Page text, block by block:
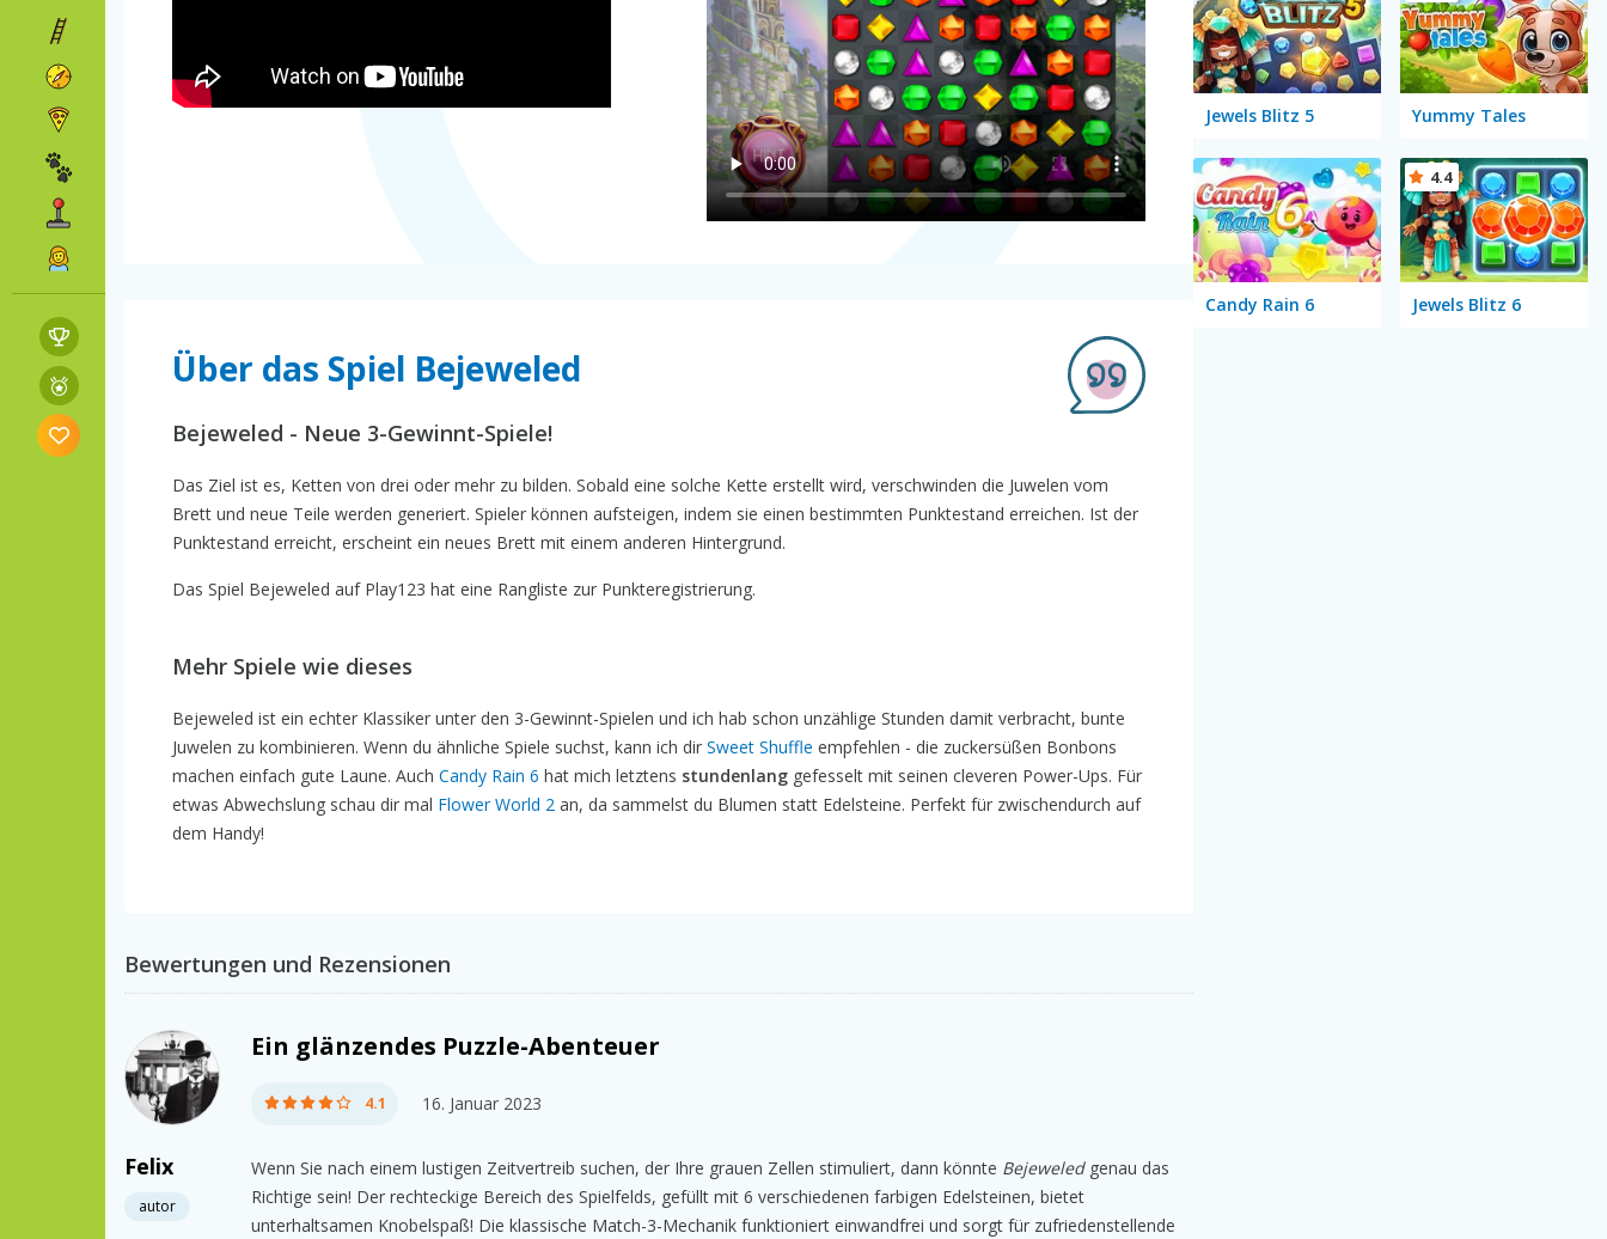
Über das Spiel Bejeweled
Bejeweled - Neue 3-Gewinnt-Spiele!
Das Ziel ist es, Ketten von drei oder mehr zu bilden. Sobald eine solche Kette erstellt wird, verschwinden die Juwelen vom
Brett und neue Teile werden generiert. Spieler können aufsteigen, indem sie einen bestimmten Punktestand erreichen. Ist der
Punktestand erreicht, erscheint ein neues Brett mit einem anderen Hintergrund.
Das Spiel Bejeweled auf Play123 hat eine Rangliste zur Punkteregistrierung.
Mehr Spiele wie dieses
Bejeweled ist ein echter Klassiker unter den 3-Gewinnt-Spielen und ich hab schon unzählige Stunden damit verbracht, bunte
Juwelen zu kombinieren. Wenn du ähnliche Spiele suchst, kann ich dir Sweet Shuffle empfehlen - die zuckersüßen Bonbons
machen einfach gute Laune. Auch Candy Rain 6 hat mich letztens stundenlang gefesselt mit seinen cleveren Power-Ups. Für
etwas Abwechslung schau dir mal Flower World 2 an, da sammelst du Blumen statt Edelsteine. Perfekt für zwischendurch auf
dem Handy!
Bewertungen und Rezensionen
Felix
autor
Ein glänzendes Puzzle-Abenteuer
4.1 16. Januar 2023
Wenn Sie nach einem lustigen Zeitvertreib suchen, der Ihre grauen Zellen stimuliert, dann könnte Bejeweledgenau das
Richtige sein! Der rechteckige Bereich des Spielfelds, gefüllt mit 6 verschiedenen farbigen Edelsteinen, bietet
unterhaltsamen Knobelspaß! Die klassische Match-3-Mechanik funktioniert einwandfrei und sorgt für zufriedenstellende
Jewels Blitz 5 Yummy Tales
Candy Rain 6 Jewels Blitz 6
4.4